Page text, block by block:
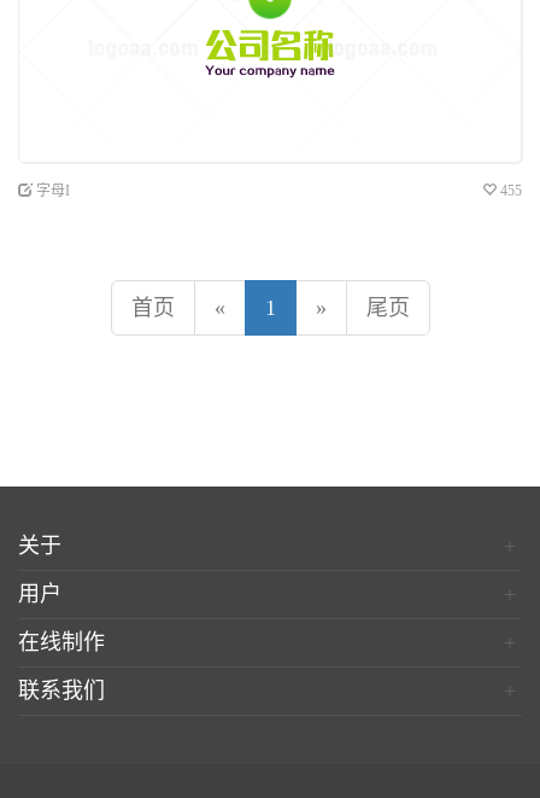
字母I 455
首页 « 1 » 尾页
关于
+
用户
+
在线制作
+
联系我们
+